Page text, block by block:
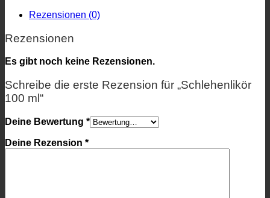
Rezensionen (0)
Rezensionen
Es gibt noch keine Rezensionen.
Schreibe die erste Rezension für „Schlehenlikör
100 ml“
Deine Bewertung *
Deine Rezension *